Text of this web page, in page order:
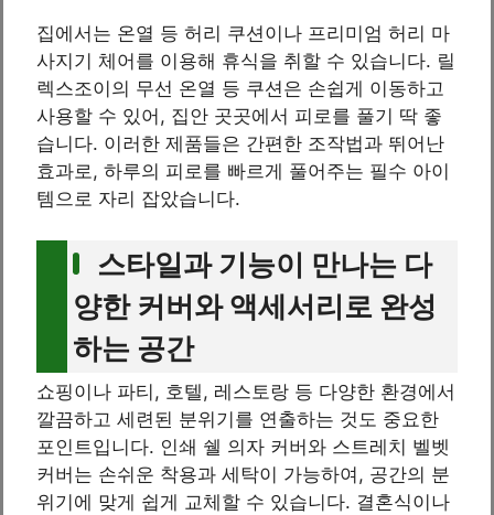
집에서는 온열 등 허리 쿠션이나 프리미엄 허리 마
사지기 체어를 이용해 휴식을 취할 수 있습니다. 릴
렉스조이의 무선 온열 등 쿠션은 손쉽게 이동하고
사용할 수 있어, 집안 곳곳에서 피로를 풀기 딱 좋
습니다. 이러한 제품들은 간편한 조작법과 뛰어난
효과로, 하루의 피로를 빠르게 풀어주는 필수 아이
템으로 자리 잡았습니다.
스타일과 기능이 만나는 다
양한 커버와 액세서리로 완성
하는 공간
쇼핑이나 파티, 호텔, 레스토랑 등 다양한 환경에서
깔끔하고 세련된 분위기를 연출하는 것도 중요한
포인트입니다. 인쇄 쉘 의자 커버와 스트레치 벨벳
커버는 손쉬운 착용과 세탁이 가능하여, 공간의 분
위기에 맞게 쉽게 교체할 수 있습니다. 결혼식이나